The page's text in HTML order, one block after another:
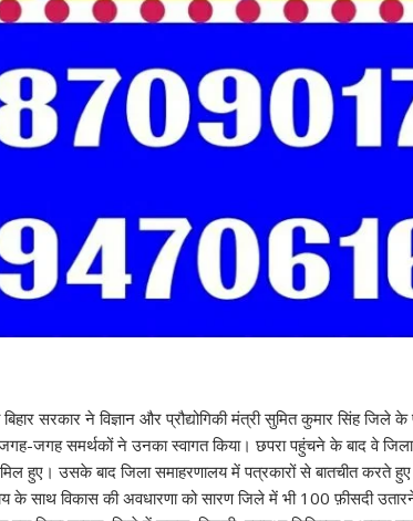
सरकार ने विज्ञान और प्रौद्योगिकी मंत्री सुमित कुमार सिंह जिले
जगह समर्थकों ने उनका स्वागत किया। छपरा पहुंचने के बाद वे जिला
हुए। उसके बाद जिला समाहरणालय में पत्रकारों से बातचीत करते हुए
के साथ विकास की अवधारणा को सारण जिले में भी 100 फ़ीसदी